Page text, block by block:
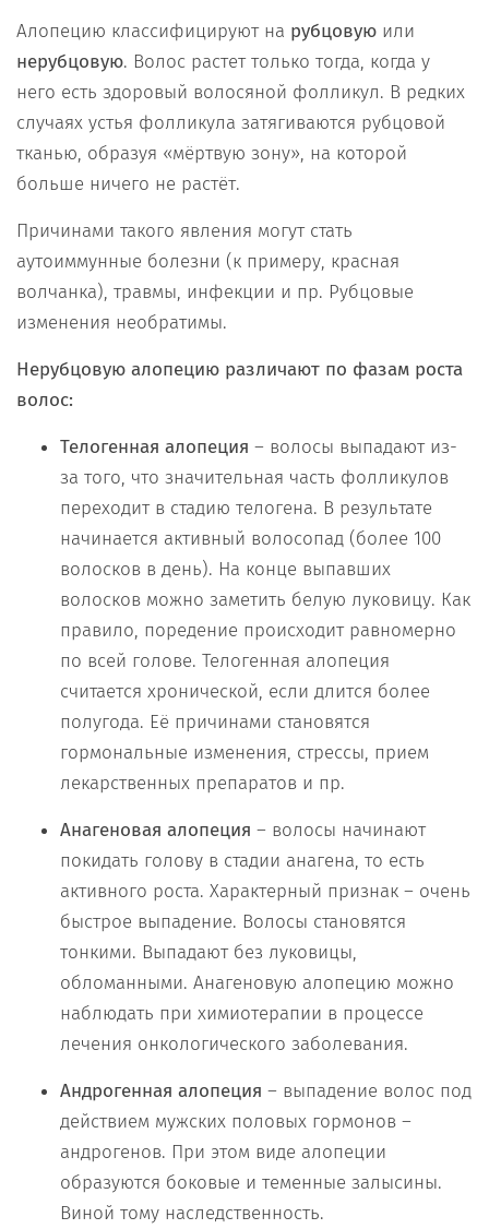
Алопецию классифицируют на рубцовую или
нерубцовую. Волос растет только тогда, когда у
него есть здоровый волосяной фолликул. В редких
случаях устья фолликула затягиваются рубцовой
тканью, образуя «мёртвую зону», на которой
больше ничего не растёт.
Причинами такого явления могут стать
аутоиммунные болезни (к примеру, красная
волчанка), травмы, инфекции и пр. Рубцовые
изменения необратимы.
Нерубцовую алопецию различают по фазам роста
волос:
Телогенная алопеция – волосы выпадают из-
за того, что значительная часть фолликулов
переходит в стадию телогена. В результате
начинается активный волосопад (более 100
волосков в день). На конце выпавших
волосков можно заметить белую луковицу. Как
правило, поредение происходит равномерно
по всей голове. Телогенная алопеция
считается хронической, если длится более
полугода. Её причинами становятся
гормональные изменения, стрессы, прием
лекарственных препаратов и пр.
Анагеновая алопеция – волосы начинают
покидать голову в стадии анагена, то есть
активного роста. Характерный признак – очень
быстрое выпадение. Волосы становятся
тонкими. Выпадают без луковицы,
обломанными. Анагеновую алопецию можно
наблюдать при химиотерапии в процессе
лечения онкологического заболевания.
Андрогенная алопеция – выпадение волос под
действием мужских половых гормонов –
андрогенов. При этом виде алопеции
образуются боковые и теменные залысины.
Виной тому наследственность.